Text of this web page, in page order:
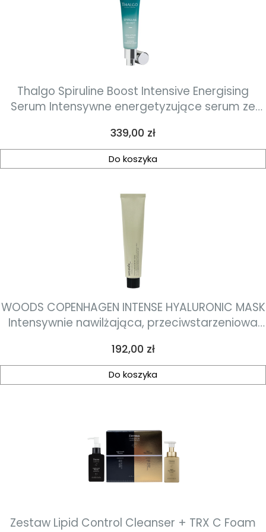
Thalgo Spiruline Boost Intensive Energising
Serum Intensywne energetyzujące serum ze
Cena
339,00 zł
Do koszyka
WOODS COPENHAGEN INTENSE HYALURONIC MASK
Intensywnie nawilżająca, przeciwstarzeniowa
ml
Cena
192,00 zł
Do koszyka
Zestaw Lipid Control Cleanser + TRX C Foam